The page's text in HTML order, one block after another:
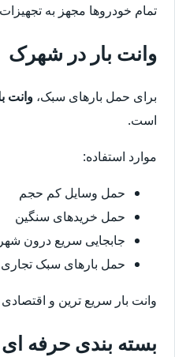
تمام خودروها مجهز به
وانت بار در شهرک
برای حمل بارهای سبک، وانت
است.
موارد استفاده:
حمل وسایل کم حجم
حمل خریدهای سنگین
جابجایی سریع درون
حمل بارهای سبک تجاری
وانت بار سریع ترین و
بسته بندی حرفه